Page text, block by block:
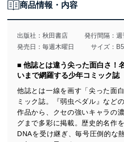
用目的を明確にし、本人の同意
達成に必要な範囲内で適法かつ
得・利用・提供を行います。ま
個人情報は、同意を得ずに目的
みを確実にするため、従業者等
ます。また、目的外利用を行わ
措置を講じます。
法令遵守
当社は、個人情報に関連する法
その他の規範を遵守します。ま
商品情報・内容
出版社： 秋田書店
発行間隔：週
発売日：毎週木曜日
サイズ：B5
■ 他誌とは違う尖った面白さ！
いまで網羅する少年コミック誌
他誌とは一線を画す「尖った面
ミック誌。『弱虫ペダル』など
作品から、クセの強いキャラの
グまで多彩に掲載。歴史的名作
DNAを受け継ぎ、毎号圧倒的な